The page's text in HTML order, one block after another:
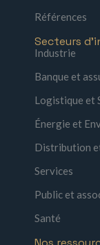
Références
Secteurs
Industrie
Banque et
Logistique et
Énergie et
Distribution
Services
Public et
Santé